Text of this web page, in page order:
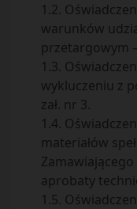
1.2.
warunków
przetargowym
1.3.
wykluczeniu z
zał. nr 3.
1.4.
materiałów
aprobaty
1.5.